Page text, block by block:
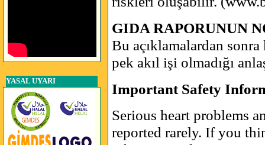
YASAL UYARI
GIDA RAPORUNUN
Bu açıklamalardan
pek akıl işi olmadığı
Important Safety
Serious heart problems
reported rarely. If you